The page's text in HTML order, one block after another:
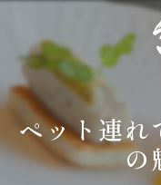
ペット連れ
の